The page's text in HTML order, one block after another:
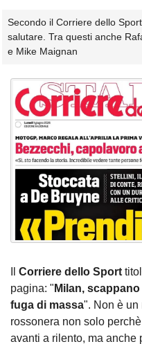
Secondo il Corriere dello
salutare. Tra questi anche
e Mike Maignan
Corriere dello Sport
pagina: " Milan,
fuga di massa". Non è un
rossonera non solo
avanti a rilento, ma anche